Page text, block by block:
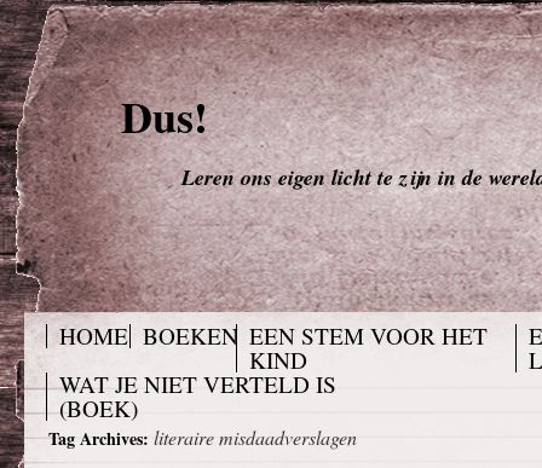
Dus!
Leren ons eigen licht te zijn in de
HOME BOEKEN EEN STEM VOOR HET
KIND
WAT JE NIET VERTELD IS
(BOEK)
Tag Archives: literaire misdaadverslagen